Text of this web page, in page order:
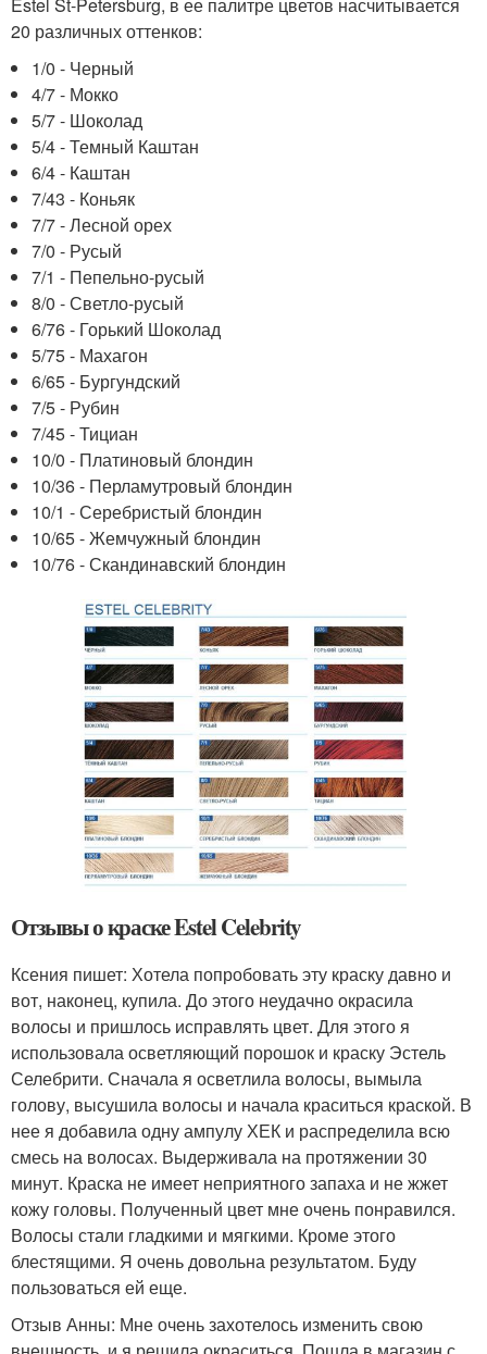
20 различных оттенков:
1/0 - Черный
4/7 - Мокко
5/7 - Шоколад
5/4 - Темный Каштан
6/4 - Каштан
7/43 - Коньяк
7/7 - Лесной орех
7/0 - Русый
7/1 - Пепельно-русый
8/0 - Светло-русый
6/76 - Горький Шоколад
5/75 - Махагон
6/65 - Бургундский
7/5 - Рубин
7/45 - Тициан
10/0 - Платиновый блондин
10/36 - Перламутровый блондин
10/1 - Серебристый блондин
10/65 - Жемчужный блондин
10/76 - Скандинавский блондин
Отзывы о краске Estel Celebrity
Ксения пишет: Хотела попробовать эту краску давно и
вот, наконец, купила. До этого неудачно окрасила
волосы и пришлось исправлять цвет. Для этого я
использовала осветляющий порошок и краску Эстель
Селебрити. Сначала я осветлила волосы, вымыла
голову, высушила волосы и начала краситься краской. В
нее я добавила одну ампулу ХЕК и распределила всю
смесь на волосах. Выдерживала на протяжении 30
минут. Краска не имеет неприятного запаха и не жжет
кожу головы. Полученный цвет мне очень понравился.
Волосы стали гладкими и мягкими. Кроме этого
блестящими. Я очень довольна результатом. Буду
пользоваться ей еще.
Отзыв Анны: Мне очень захотелось изменить свою